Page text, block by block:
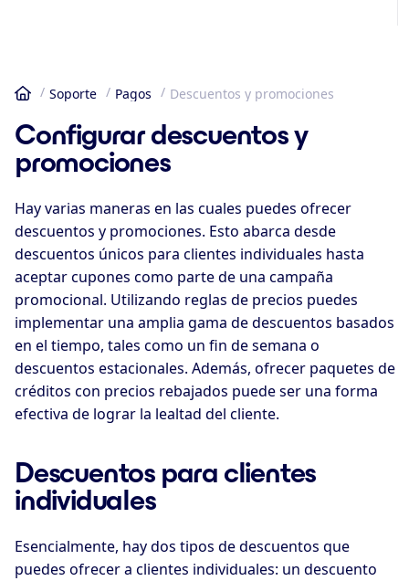
Inicio
Soporte Pagos Descuentos y promociones
Configurar descuentos y
promociones
Hay varias maneras en las cuales puedes ofrecer
descuentos y promociones. Esto abarca desde
descuentos únicos para clientes individuales hasta
aceptar cupones como parte de una campaña
promocional. Utilizando reglas de precios puedes
implementar una amplia gama de descuentos basados
en el tiempo, tales como un fin de semana o
descuentos estacionales. Además, ofrecer paquetes de
créditos con precios rebajados puede ser una forma
efectiva de lograr la lealtad del cliente.
Descuentos para clientes
individuales
Esencialmente, hay dos tipos de descuentos que
puedes ofrecer a clientes individuales: un descuento